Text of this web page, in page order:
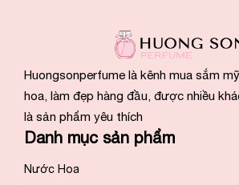
Huongsonperfume là kênh mua sắm
hoa, làm đẹp hàng đầu, được nhiều
là sản phẩm yêu thích
Danh mục sản phẩm
Nước Hoa